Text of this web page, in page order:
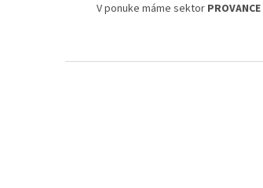
V ponuke máme sektor PROVANCE